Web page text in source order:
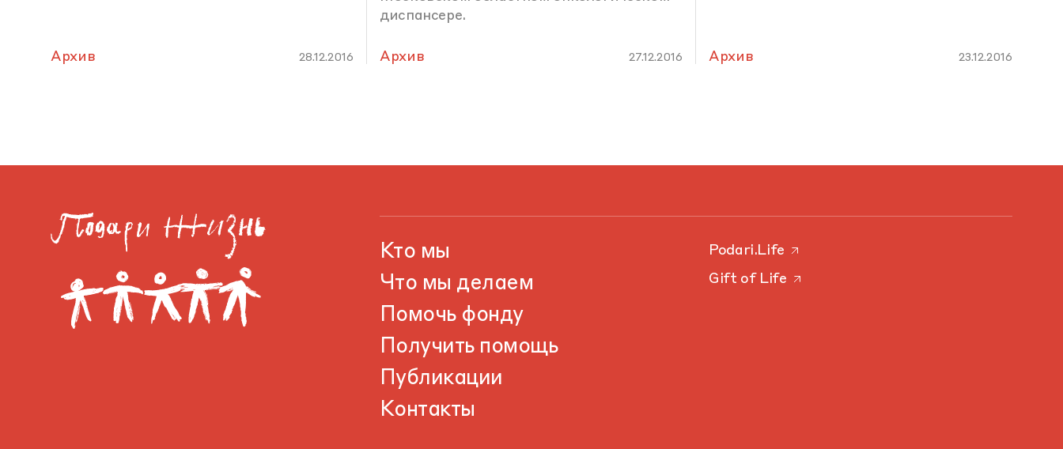
Архив 28.12.2016
диспансере.
Архив 27.12.2016 Архив 23.12.2016
Кто мы
Что мы делаем
Помочь фонду
Получить помощь
Публикации
Контакты
Podari.Life
Gift of Life